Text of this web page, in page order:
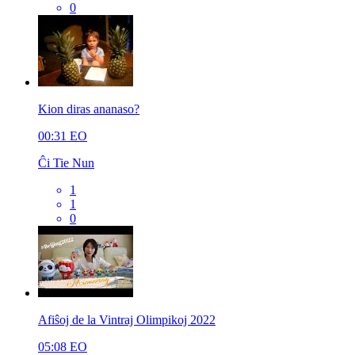
0
Kion diras ananaso?
00:31 EO
Ĉi Tie Nun
1
1
0
Afiŝoj de la Vintraj Olimpikoj 2022
05:08 EO